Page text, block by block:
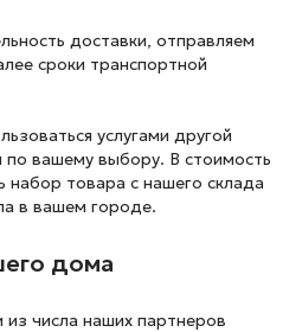
доставки, отправляем
сроки транспортной
услугами другой
по вашему выбору. В стоимость
набор товара с нашего склада
в вашем городе.
дома
числа наших партнеров